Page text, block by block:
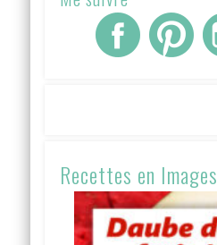
Recettes en Images